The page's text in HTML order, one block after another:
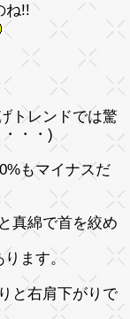
ね!!
トレンドでは驚
・・)
もマイナスだ
真綿で首を絞め
ます。
と右肩下がりで